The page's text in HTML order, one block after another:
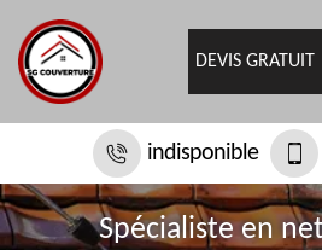
DEVIS GRATUIT
indisponible
Spécialiste en